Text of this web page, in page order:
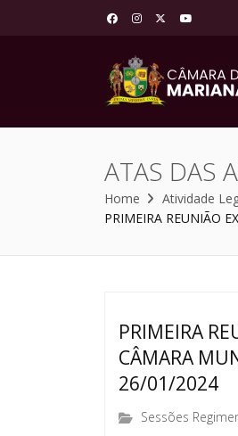
ATAS DAS
Home Atividade
PRIMEIRA REUNIÃO
PRIMEIRA
CÂMARA
26/01/2024
Sessões